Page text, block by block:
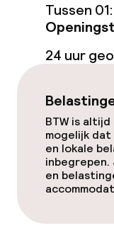
Bar
Eet- en
Lunch à
Diner à la
Tussen
24 uur
BTW is
mogelijk
en lokale
en